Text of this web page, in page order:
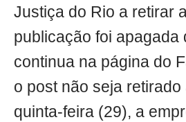
Justiça do Rio a retirar
publicação foi apagada
continua na página do
o post não seja retirado
quinta-feira (29), a